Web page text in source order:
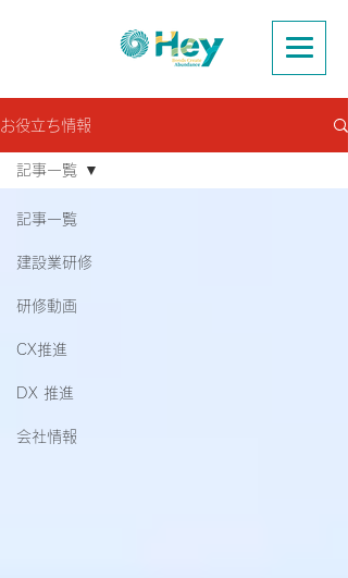
お役立ち情報
記事一覧
建設業研修
研修動画
CX推進
DX 推進
会社情報
記事一覧